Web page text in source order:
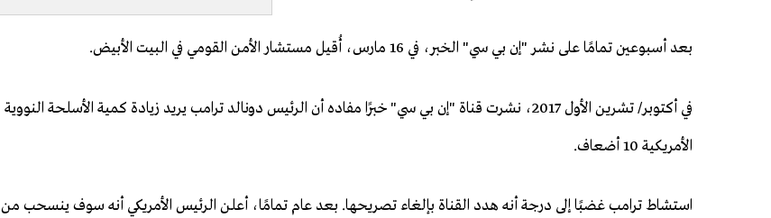
بعد أسبوعين تمامًا على نشر "إن بي سي" الخبر، في 16 مارس، أُقيل مستشار الأمن القومي في البيت الأبيض.
في أكتوبر/ تشرين الأول 2017، نشرت قناة "إن بي سي" خبرًا مفاده أن الرئيس دونالد ترامب يريد زيادة كمية الأسلحة النووية
الأمريكية 10 أضعاف.
استشاط ترامب غضبًا إلى درجة أنه هدد القناة بإلغاء تصريحها. بعد عام تمامًا، أعلن الرئيس الأمريكي أنه سوف ينسحب من